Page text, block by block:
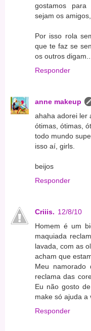
gostamos para
sejam os amigos,
Por isso rola
que te faz se
os outros digam....
Responder
anne makeup
ahaha adorei ler
ótimas, ótimas,
todo mundo
isso aí, girls.
beijos
Responder
Criiis. 12/8/10
Homem é um
maquiada
lavada, com as
acham que
Meu
reclama das
Eu não gosto
make só ajuda a
Responder